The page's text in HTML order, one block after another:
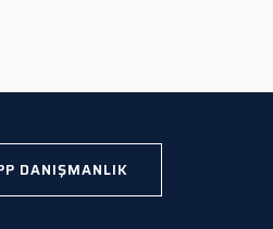
DANIŞMANLIK